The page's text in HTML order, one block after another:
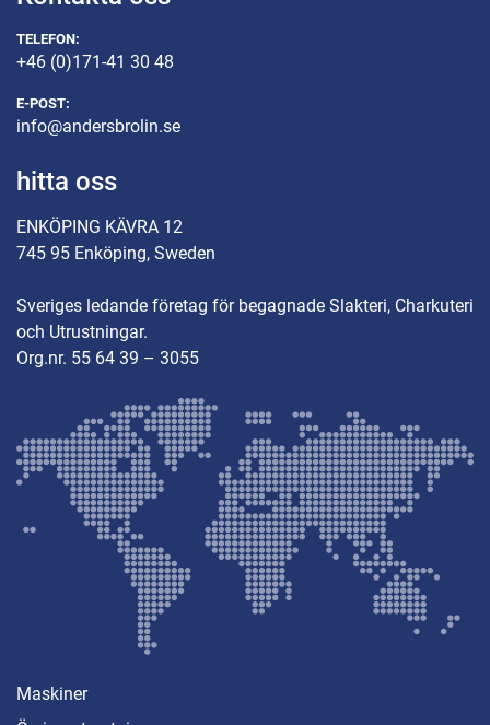
TELEFON:
+46 (0)171-41 30 48
E-POST:
info@andersbrolin.se
hitta oss
ENKÖPING KÄVRA 12
745 95 Enköping, Sweden
Sveriges ledande företag för begagnade Slakteri, Charkuteri
och Utrustningar.
Org.nr. 55 64 39 – 3055
Maskiner